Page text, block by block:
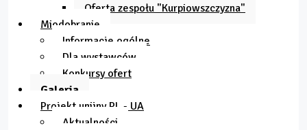
Oferta zespołu "Kurpiowszczyzna"
Miodobranie
Informacje ogólne
Dla wystawców
Konkursy ofert
Galeria
Projekt unijny PL - UA
Aktualności